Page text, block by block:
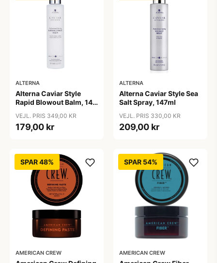
ALTERNA
Alterna Caviar Style
Rapid Blowout Balm, 147
VEJL. PRIS 349,00 KR
179,00 kr
ALTERNA
Alterna Caviar Style Sea
Salt Spray, 147ml
VEJL. PRIS 330,00 KR
209,00 kr
SPAR 48%
AMERICAN CREW
SPAR 54%
AMERICAN CREW